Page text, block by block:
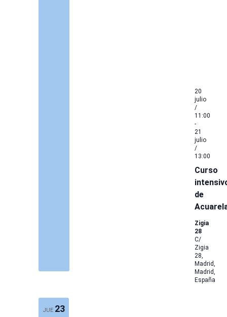
Curso
de
20
julio
/
11:00
-
21
julio
/
13:00
Zigia
28
C/
Zigia
28,
Madrid,
Madrid,
España
JUE 23